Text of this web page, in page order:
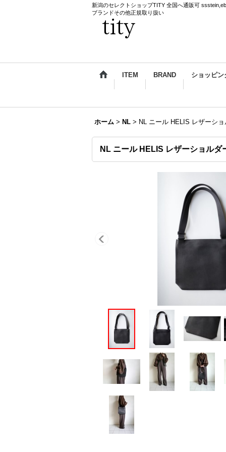
新潟のセレクトショップTITY 全国へ通販可
ブランドその他正規取り扱い
ITEM BRAND ショッピン
ホーム > NL > NL ニール HELIS レザーシ
NL ニール HELIS レザーショルダ